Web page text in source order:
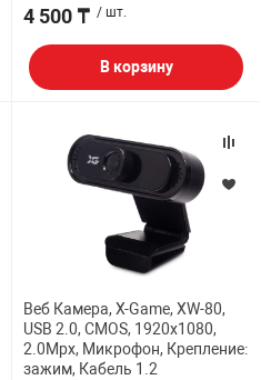
4 500 ₸ / шт.
В корзину
Веб Камера, X-Game, XW-80,
USB 2.0, CMOS, 1920x1080,
2.0Mpx, Микрофон, Крепление:
зажим, Кабель 1.2